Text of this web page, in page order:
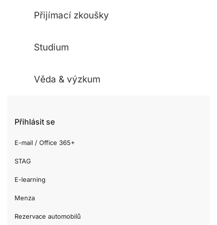
Přijímací zkoušky
Studium
Věda & výzkum
Přihlásit se
E-mail / Office 365+
STAG
E-learning
Menza
Rezervace automobilů